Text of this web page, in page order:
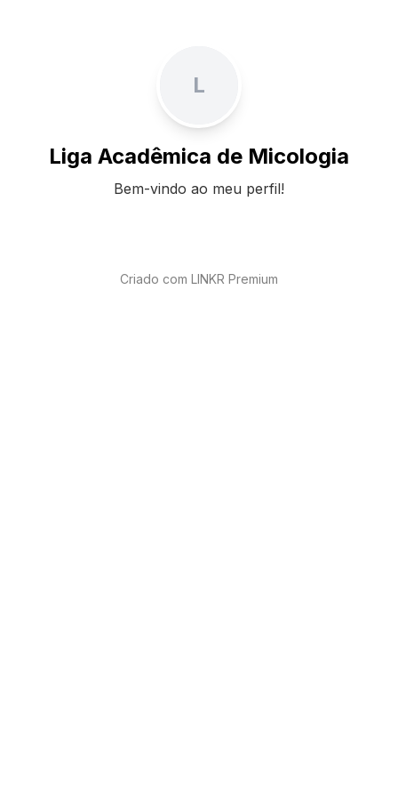
L
Liga Acadêmica de Micologia
Bem-vindo ao meu perfil!
Criado com LINKR Premium